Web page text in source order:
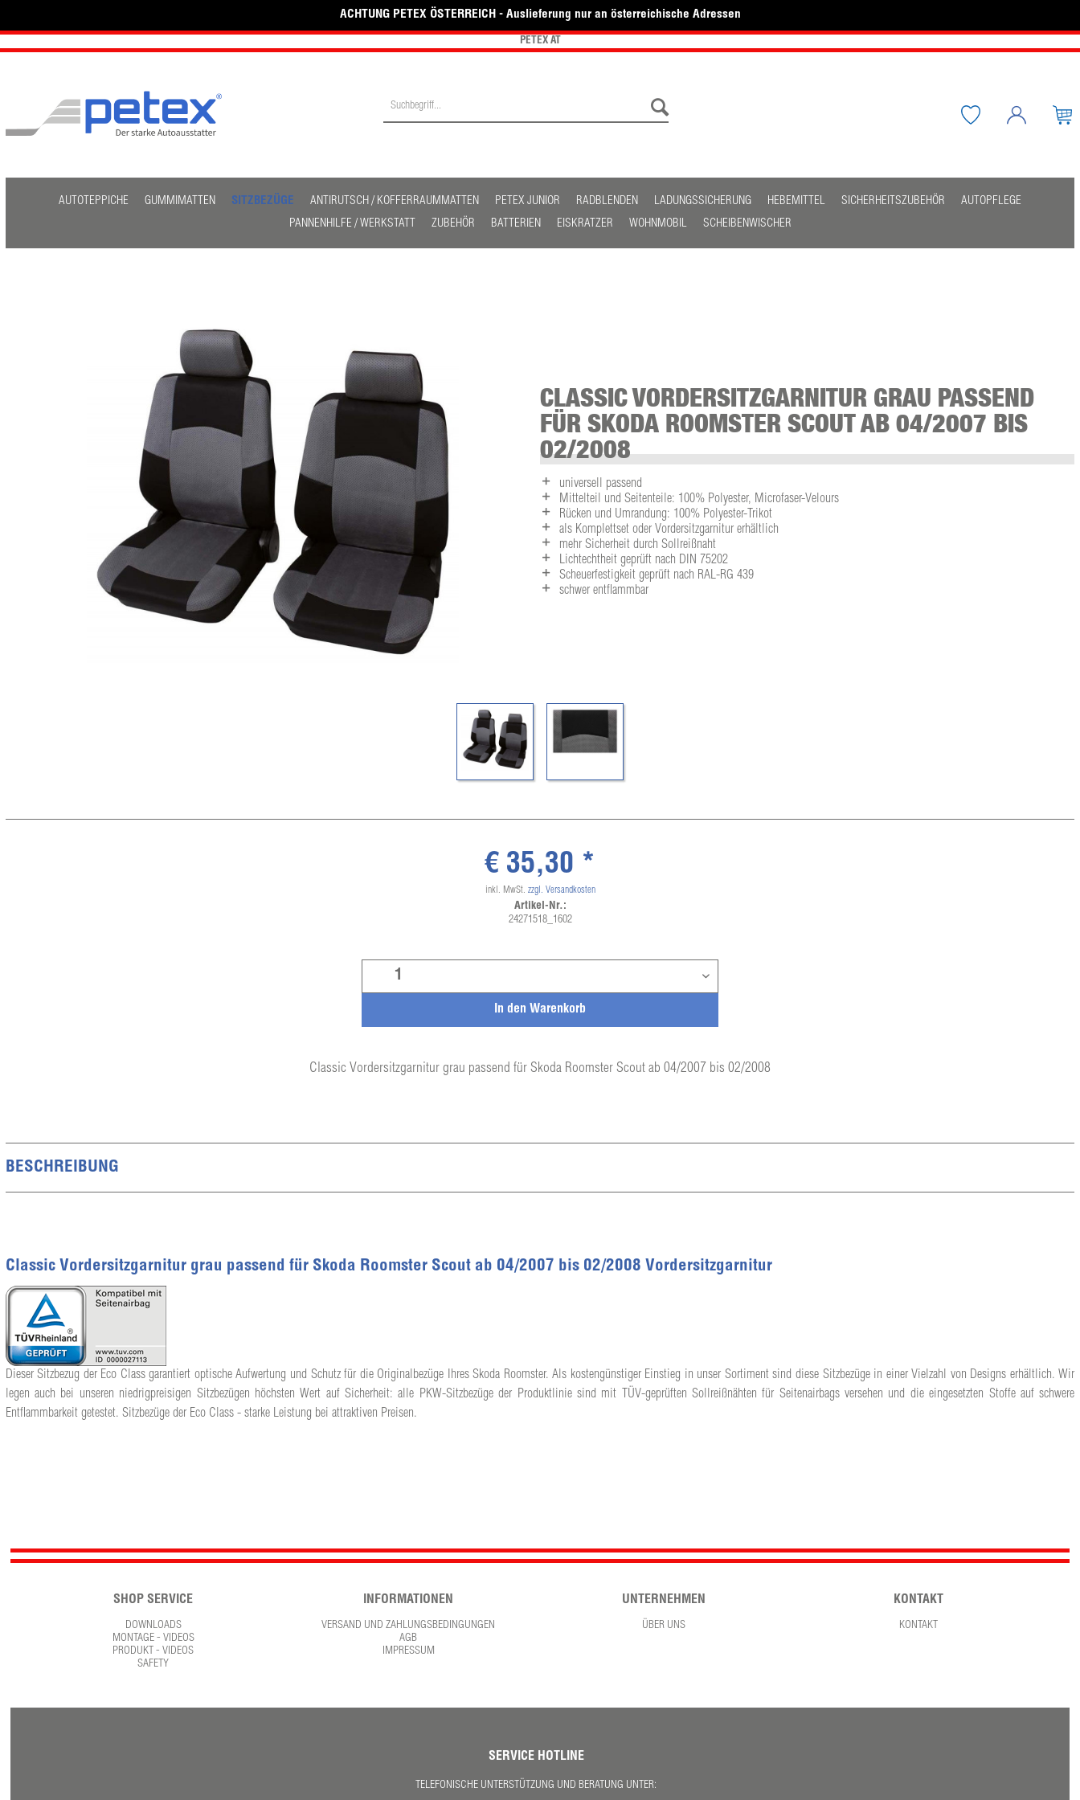
ACHTUNG PETEX ÖSTERREICH - Auslieferung nur an österreichische Adressen
PETEX AT
AUTOTEPPICHE GUMMIMATTEN SITZBEZÜGE ANTIRUTSCH / KOFFERRAUMMATTEN PETEX JUNIOR RADBLENDEN LADUNGSSICHERUNG HEBEMITTEL SICHERHEITSZUBEHÖR
AUTOPFLEGE
PANNENHILFE / WERKSTATT
ZUBEHÖR BATTERIEN EISKRATZER WOHNMOBIL SCHEIBENWISCHER
CLASSIC VORDERSITZGARNITUR GRAU PASSEND
FÜR SKODA ROOMSTER SCOUT AB 04/2007 BIS
02/2008
universell passend
Mittelteil und Seitenteile: 100% Polyester, Microfaser-Velours
Rücken und Umrandung: 100% Polyester-Trikot
als Komplettset oder Vordersitzgarnitur erhältlich
mehr Sicherheit durch Sollreißnaht
Lichtechtheit geprüft nach DIN 75202
Scheuerfestigkeit geprüft nach RAL-RG 439
schwer entflammbar
Classic Vordersitzgarnitur grau passend für Skoda Roomster Scout ab 04/2007 bis 02/2008
In den Warenkorb
€ 35,30 *
inkl. MwSt. zzgl. Versandkosten
Artikel-Nr.:
24271518_1602
BESCHREIBUNG
Classic Vordersitzgarnitur grau passend für Skoda Roomster Scout ab 04/2007 bis 02/2008 Vordersitzgarnitur
Dieser Sitzbezug der Eco Class garantiert optische Aufwertung und Schutz für die Originalbezüge Ihres Skoda Roomster. Als kostengünstiger Einstieg in unser Sortiment sind diese Sitzbezüge in einer Vielzahl von Designs erhältlich. Wir
legen auch bei unseren niedrigpreisigen Sitzbezügen höchsten Wert auf Sicherheit: alle PKW-Sitzbezüge der Produktlinie sind mit TÜV-geprüften Sollreißnähten für Seitenairbags versehen und die eingesetzten Stoffe auf schwere
Entflammbarkeit getestet. Sitzbezüge der Eco Class - starke Leistung bei attraktiven Preisen.
SHOP SERVICE
DOWNLOADS
MONTAGE - VIDEOS
PRODUKT - VIDEOS
SAFETY
INFORMATIONEN
VERSAND UND ZAHLUNGSBEDINGUNGEN
AGB
IMPRESSUM
UNTERNEHMEN
ÜBER UNS
KONTAKT
KONTAKT
SERVICE HOTLINE
TELEFONISCHE UNTERSTÜTZUNG UND BERATUNG UNTER: